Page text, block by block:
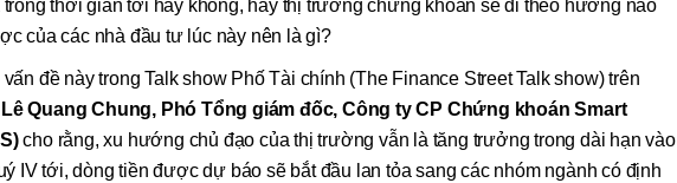
trong thời gian tới hay không, hay thị trường chứng khoán sẽ đi theo hướng nào
của các nhà đầu tư lúc này nên là gì?
đề này trong Talk show Phố Tài chính (The Finance Street Talk show) trên
Lê Quang Chung, Phó Tổng giám đốc, Công ty CP Chứng khoán Smart
cho rằng, xu hướng chủ đạo của thị trường vẫn là tăng trưởng trong dài hạn vào
IV tới, dòng tiền được dự báo sẽ bắt đầu lan tỏa sang các nhóm ngành có định